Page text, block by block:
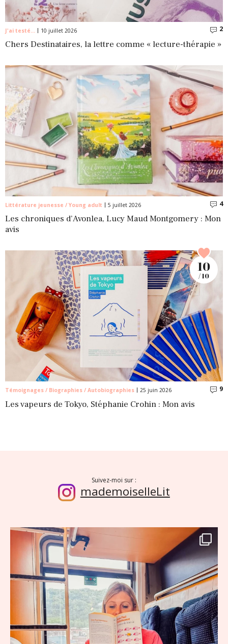
J'ai testé... 10 juillet 2026 2
Chers Destinataires, la lettre comme « lecture-thérapie »
Littérature jeunesse / Young adult 5 juillet 2026 4
Les chroniques d’Avonlea, Lucy Maud Montgomery : Mon
avis
Témoignages / Biographies / Autobiographies 25 juin 2026 9
Les vapeurs de Tokyo, Stéphanie Crohin : Mon avis
10
/ 10
Suivez-moi sur :
mademoiselleLit